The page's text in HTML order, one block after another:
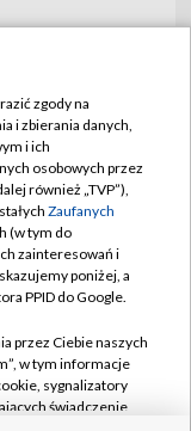
zgody na
i zbierania danych,
i ich
osobowych przez
również „TVP”),
Zaufanych
(w tym do
zainteresowań i
poniżej, a
PPID do Google.
przez Ciebie naszych
w tym informacje
sygnalizatory
świadczenie